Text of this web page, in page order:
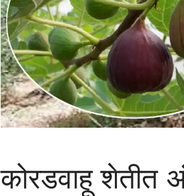
कोरडवाहू शेतीत